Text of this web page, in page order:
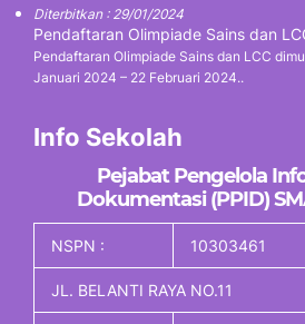
Diterbitkan : 29/01/2024
Pendaftaran Olimpiade Sains dan
Pendaftaran Olimpiade Sains dan LCC
Januari 2024 – 22 Februari 2024..
Info Sekolah
Pejabat Pengelola
Dokumentasi (PPID)
NSPN : 10303461
JL. BELANTI RAYA NO.11